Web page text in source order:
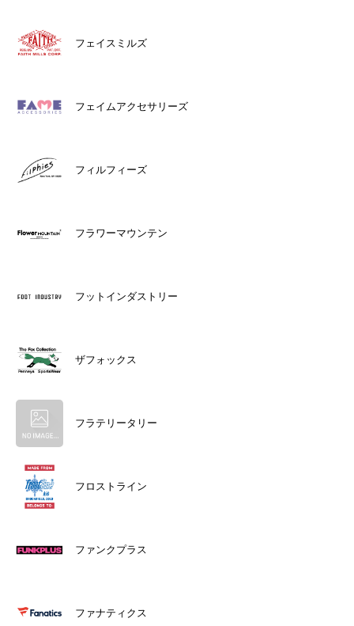
フェイスミルズ
フェイムアクセサリーズ
フィルフィーズ
フラワーマウンテン
フットインダストリー
ザフォックス
フラテリータリー
フロストライン
ファンクプラス
ファナティクス